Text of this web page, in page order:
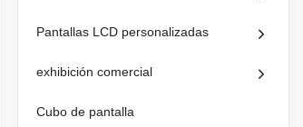
Pantallas LCD personalizadas
exhibición comercial
Cubo de pantalla